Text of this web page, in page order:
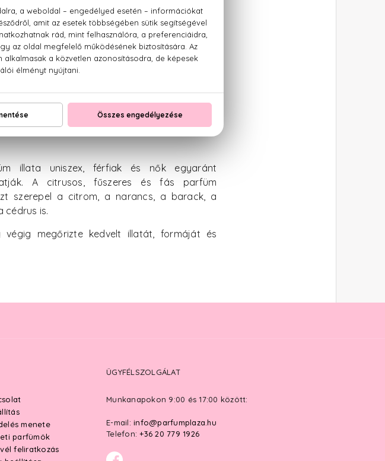
több alkalommal
is kihasználva fejére, vagy vállára is jócskán
számos változáson esett át, meginni
senki sem akarja a mai parfümöt. Az idő
az is megeshet, hogy a természetes
néhol aromákkal, vagy szintetikumokkal
a 4711 parfüm mégis a természetesség
megtestesítője maradt ennyi év elteltével
illata uniszex, férfiak és nők egyaránt
A citrusos, fűszeres és fás parfüm
szerepel a citrom, a narancs, a barack, a
cédrus is.
megőrizte kedvelt illatát, formáját és
menete
parfümök
feliratkozás
ÜGYFÉLSZOLGÁLAT
Munkanapokon 9:00 és 17:00 között:
E-mail: info@parfumplaza.hu
Telefon: +36 20 779 1926